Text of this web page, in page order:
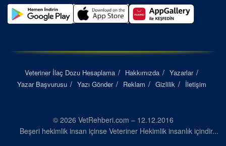
Veteriner İlaç Dozu Hesaplama Hakkımızda
Yazarlar
Yazar Başvurusu
Yazı Gönder Reklam Gizlilik İletişim
© 2026 VetRehberi.com – 12.12.2016
Beşeri hekimlik insan içinse Veteriner Hekimlik insanlık içindir...